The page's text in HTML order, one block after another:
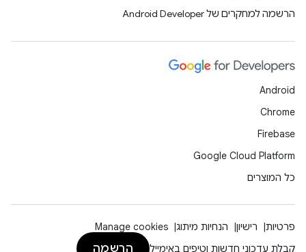
הרשמה למחקרים של Android Developer
Android
Chrome
Firebase
Google Cloud Platform
כל המוצרים
פרטיות רישיון הנחיות מיתוג
Manage cookies
קבלת עדכוני חדשות וטיפים באימייל
הרשמה